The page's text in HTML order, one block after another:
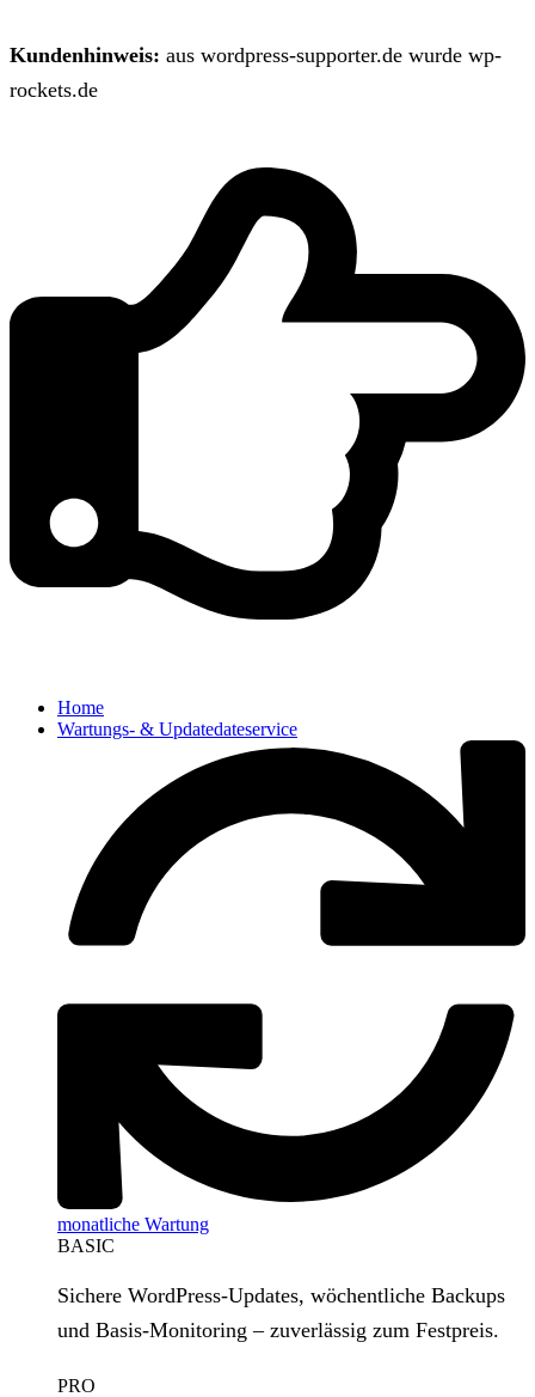
Kundenhinweis: aus wordpress-supporter.de wurde wp-
rockets.de
Home
Wartungs- & Updatedateservice
monatliche Wartung
BASIC
Sichere WordPress‑Updates, wöchentliche Backups
und Basis‑Monitoring – zuverlässig zum Festpreis.
PRO